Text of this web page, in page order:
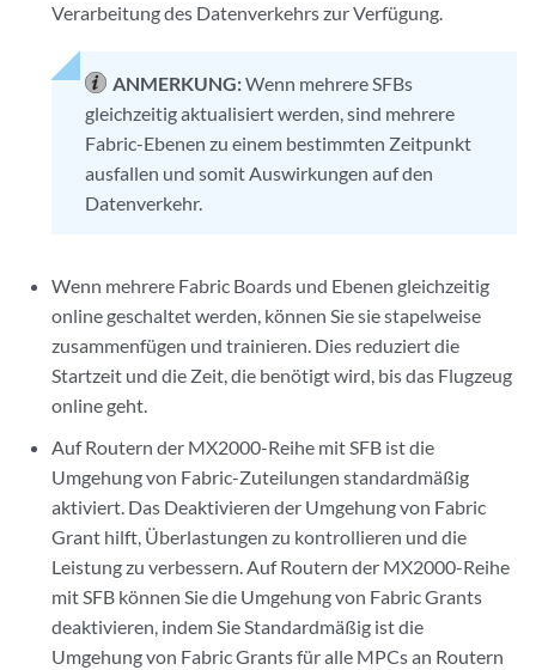
Verarbeitung des Datenverkehrs zur Verfügung.
ANMERKUNG:Wenn mehrere SFBs
gleichzeitig aktualisiert werden, sind mehrere
Fabric-Ebenen zu einem bestimmten Zeitpunkt
ausfallen und somit Auswirkungen auf den
Datenverkehr.
Wenn mehrere Fabric Boards und Ebenen gleichzeitig
online geschaltet werden, können Sie sie stapelweise
zusammenfügen und trainieren. Dies reduziert die
Startzeit und die Zeit, die benötigt wird, bis das Flugzeug
online geht.
Auf Routern der MX2000-Reihe mit SFB ist die
Umgehung von Fabric-Zuteilungen standardmäßig
aktiviert. Das Deaktivieren der Umgehung von Fabric
Grant hilft, Überlastungen zu kontrollieren und die
Leistung zu verbessern. Auf Routern der MX2000-Reihe
mit SFB können Sie die Umgehung von Fabric Grants
deaktivieren, indem Sie Standardmäßig ist die
Umgehung von Fabric Grants für alle MPCs an Routern